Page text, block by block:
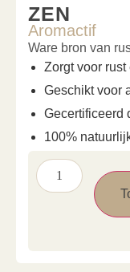
ZEN
Aromactif
Ware bron van
Zorgt voor
Geschikt voor
Gecertificeerd
100%